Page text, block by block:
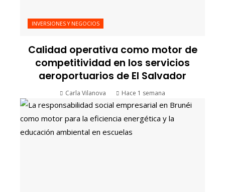
INVERSIONES Y NEGOCIOS
Calidad operativa como motor de
competitividad en los servicios
aeroportuarios de El Salvador
Carla Vilanova Hace 1 semana